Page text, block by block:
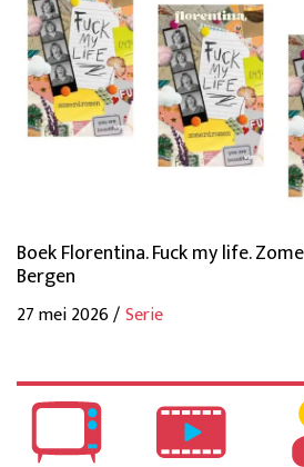
Boek Florentina. Fuck my life.
Bergen
27 mei 2026 /Serie